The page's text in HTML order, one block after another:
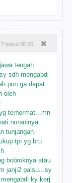
pukul 08.35
tengah
sdh mengabdi
pun ga dapat
oleh
terhormat...mn
nuraninya
tunjangan
yg bru
bobroknya atau
janji2 palsu...sy
ky kerj